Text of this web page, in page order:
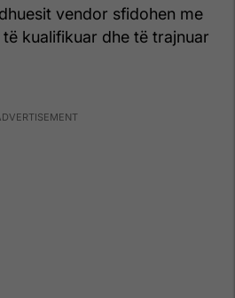
vendor sfidohen me
kualifikuar dhe të trajnuar